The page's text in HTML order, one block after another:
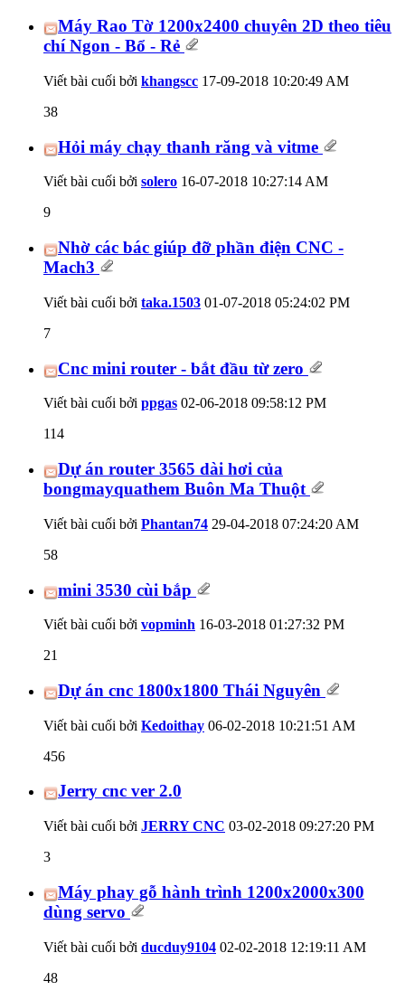
Máy Rao Tờ 1200x2400 chuyên 2D theo tiêu
chí Ngon - Bổ - Rẻ
Viết bài cuối bởi khangscc 17-09-2018 10:20:49 AM
38
Hỏi máy chạy thanh răng và vitme
Viết bài cuối bởi solero 16-07-2018 10:27:14 AM
9
Nhờ các bác giúp đỡ phần điện CNC -
Mach3
Viết bài cuối bởi taka.1503 01-07-2018 05:24:02 PM
7
Cnc mini router - bắt đầu từ zero
Viết bài cuối bởi ppgas 02-06-2018 09:58:12 PM
114
Dự án router 3565 dài hơi của
bongmayquathem Buôn Ma Thuột
Viết bài cuối bởi Phantan74 29-04-2018 07:24:20 AM
58
mini 3530 cùi bắp
Viết bài cuối bởi vopminh 16-03-2018 01:27:32 PM
21
Dự án cnc 1800x1800 Thái Nguyên
Viết bài cuối bởi Kedoithay 06-02-2018 10:21:51 AM
456
Jerry cnc ver 2.0
Viết bài cuối bởi JERRY CNC 03-02-2018 09:27:20 PM
3
Máy phay gỗ hành trình 1200x2000x300
dùng servo
Viết bài cuối bởi ducduy9104 02-02-2018 12:19:11 AM
48